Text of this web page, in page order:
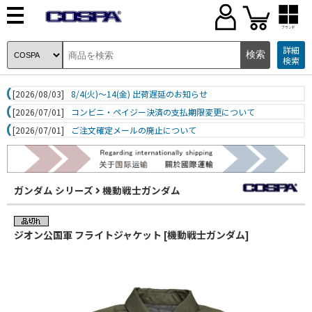
ブランド
詳細
検索
[2026/08/03]
8/4(火)～14(金) 出荷遅延のお知らせ
[2026/07/01]
コンビニ・ペイジー決済の支払期限変更について
[2026/07/01]
ご注文確定メールの廃止について
ガンダム シリーズ 機動戦士ガンダム
ジオン公国軍 フライトジャケット [機動戦士ガンダム]